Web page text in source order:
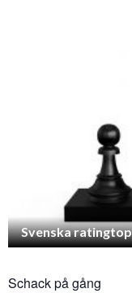
Svenska
Schack på gång